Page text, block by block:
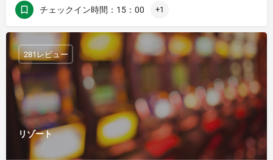
チェックイン時間：15：00 +1
リゾート
281レビュー